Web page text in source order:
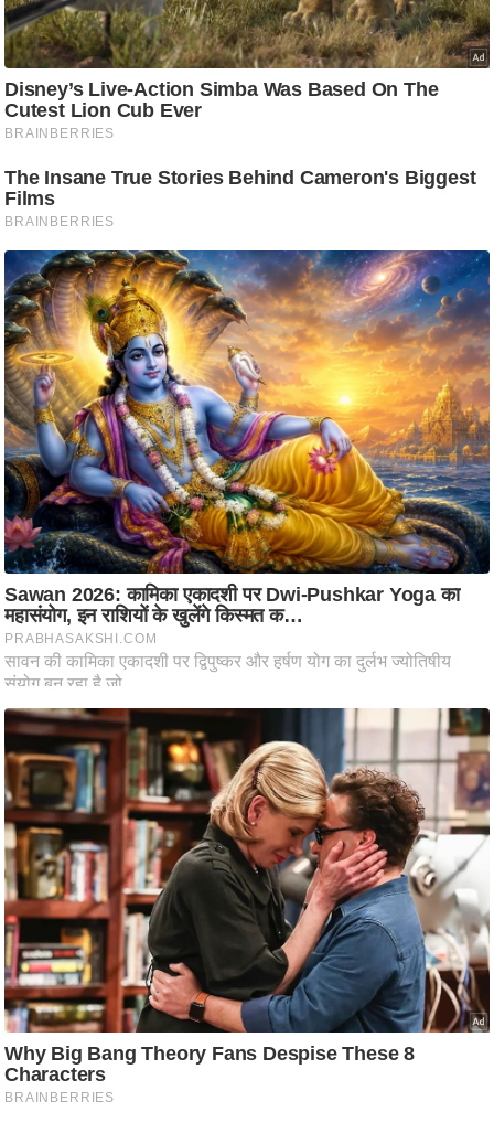
स्तं
भ
ए
म
.
र
.
आ
ई
.
चा
य
प
र
स
मी
क्षा
ध
र्म
ज्यो
ति
ष
भु
म
हि
मा
/
ध
र्म
ल
व्र
त
त्यो
हा
र